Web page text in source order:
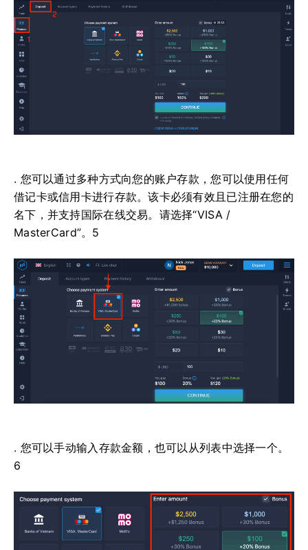
. 您可以通过多种方式向您的账户存款，您可以使用任何
借记卡或信用卡进行存款。该卡必须有效且已注册在您的
名下，并支持国际在线交易。请选择“VISA /
MasterCard”。5
. 您可以手动输入存款金额，也可以从列表中选择一个。
6